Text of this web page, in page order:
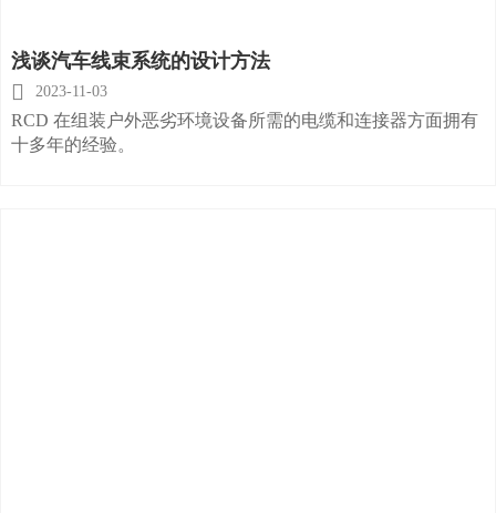
浅谈汽车线束系统的设计方法
 2023-11-03
RCD 在组装户外恶劣环境设备所需的电缆和连接器方面拥有
十多年的经验。